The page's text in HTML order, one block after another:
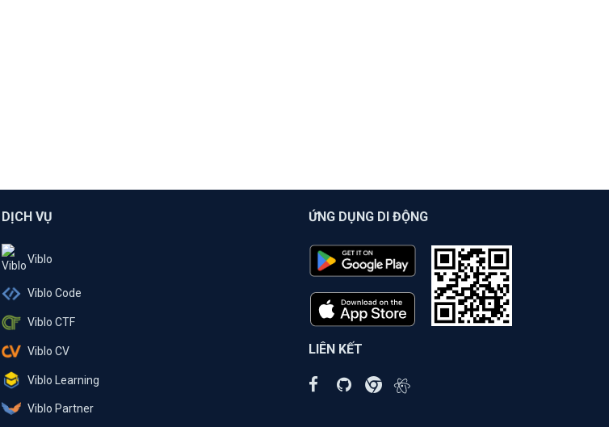
DỊCH VỤ
Viblo
Viblo Code
Viblo CTF
Viblo CV
Viblo Learning
Viblo Partner
ỨNG DỤNG DI ĐỘNG
LIÊN KẾT